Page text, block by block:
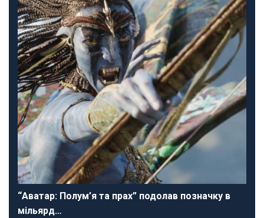
“Аватар: Полум’я та прах” подолав позначку в
мільярд…